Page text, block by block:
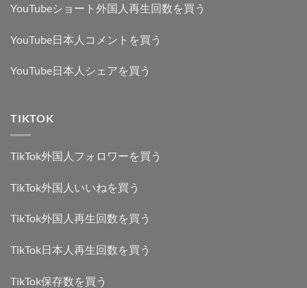
YouTubeショート外国人再生回数を買う
YouTube日本人コメントを買う
YouTube日本人シェアを買う
TIKTOK
TikTok外国人フォロワーを買う
TikTok外国人いいねを買う
TikTok外国人再生回数を買う
TikTok日本人再生回数を買う
TikTok保存数を買う